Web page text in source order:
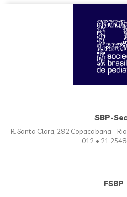
SBP-
R. Santa Clara, 292 Copacabana -
012 • 21
FSBP